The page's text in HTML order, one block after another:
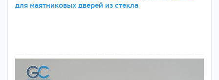
для маятниковых дверей из стекла